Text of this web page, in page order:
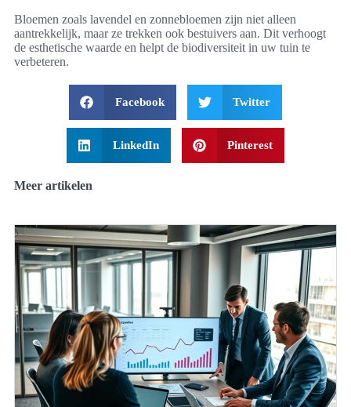
Bloemen zoals lavendel en zonnebloemen zijn niet alleen
aantrekkelijk, maar ze trekken ook bestuivers aan. Dit verhoogt
de esthetische waarde en helpt de biodiversiteit in uw tuin te
verbeteren.
Facebook Twitter
LinkedIn Pinterest
Meer artikelen